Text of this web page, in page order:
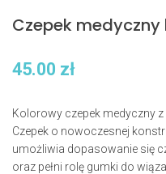
Czepek medyczny
45.00 zł
Kolorowy czepek medyczny z
Czepek o nowoczesnej
umożliwia dopasowanie się
oraz pełni rolę gumki do